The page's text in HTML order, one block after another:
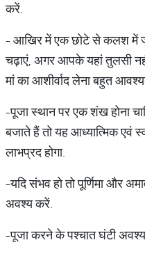
करें.
- आखिर में एक छोटे से कलश में
चढ़ाएं, अगर आपके यहां तुलसी
मां का आशीर्वाद लेना बहुत
-पूजा स्थान पर एक शंख होना
बजाते हैं तो यह आध्यात्मिक एवं
लाभप्रद होगा.
-यदि संभव हो तो पूर्णिमा और
अवश्य करें.
-पूजा करने के पश्चात घंटी अवश्य